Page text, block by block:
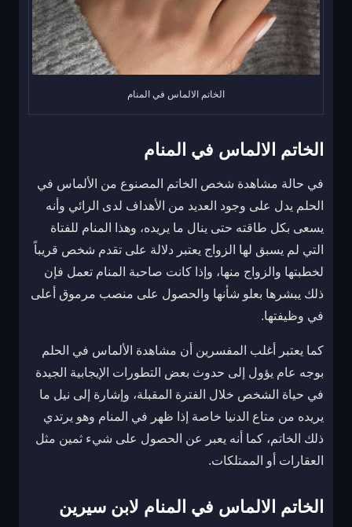
الخاتم الالماس في المنام
الخاتم الالماس في المنام
في حالة مشاهدة شخص الخاتم المصنوع من الألماس في
الحلم يدل على وجود العديد من الأهداف لدى الرائي وأنه
يسعى بكل طاقته حتى ينال ما يريده، وهذا المنام للفتاة
التي لم يسبق لها الزواج يعتبر دلالة على تقدم شخص قريباً
لخطبتها والزواج منها، وإذا كانت صاحبة المنام تعمل فإن
ذلك يبشرها بعلو شأنها والحصول على منصب مرموق أعلى
في وظيفتها.
كما يعتبر أغلب المفسرين أن مشاهدة الألماس في الحلم
بوجه عام يؤول إلى حدوث بعض التطورات الإيجابية الجيدة
في حياة الشخص خلال الفترة المقبلة، وإشارة إلى نيل ما
يريده من متاع الدنيا خاصة إذا ظهر في المنام وهو يرتدي
ذلك الخاتم، كما أنه يعبر عن الحصول على شيء ثمين مثل
العقارات أو الممتلكات.
الخاتم الالماس في المنام لابن سيرين